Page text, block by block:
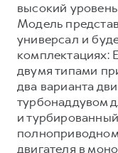
высокий
Модель
универсал и
комплектациях:
двумя типами
два варианта
турбонаддувом
и
двигателя в